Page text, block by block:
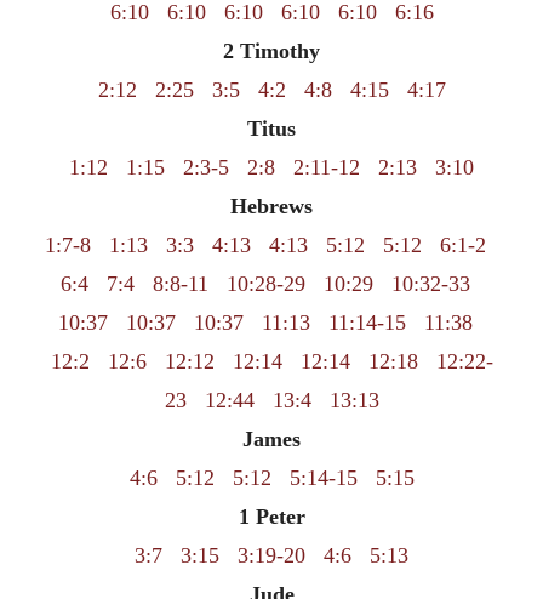
6:10
6:10 6:10 6:10 6:10
6:16
2 Timothy
2:12
2:25 3:5 4:2 4:8 4:15
4:17
Titus
1:12
1:15 2:3-5 2:8 2:11-12 2:13
3:10
Hebrews
1:7-8
1:13 3:3 4:13 4:13 5:12 5:12
6:1-2
6:4
7:4 8:8-11 10:28-29 10:29
10:32-33
10:37
10:37 10:37 11:13 11:14-15
11:38
12:2
12:6 12:12 12:14 12:14 12:18
12:22-
23
12:44 13:4
13:13
James
4:6
5:12 5:12 5:14-15
5:15
1 Peter
3:7
3:15 3:19-20 4:6
5:13
Jude